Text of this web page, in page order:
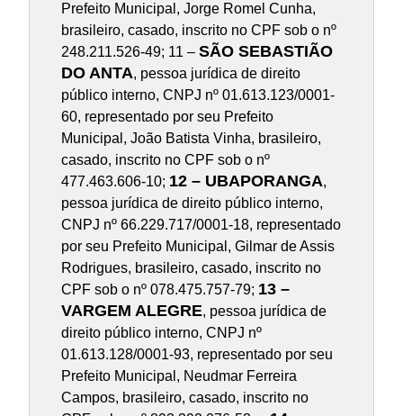
Prefeito Municipal, Jorge Romel Cunha,
brasileiro, casado, inscrito no CPF sob o nº
248.211.526-49; 11 –SÃO SEBASTIÃO
DO ANTA, pessoa jurídica de direito
público interno, CNPJ nº 01.613.123/0001-
60, representado por seu Prefeito
Municipal, João Batista Vinha, brasileiro,
casado, inscrito no CPF sob o nº
477.463.606-10; 12 – UBAPORANGA,
pessoa jurídica de direito público interno,
CNPJ nº 66.229.717/0001-18, representado
por seu Prefeito Municipal, Gilmar de Assis
Rodrigues, brasileiro, casado, inscrito no
CPF sob o nº 078.475.757-79; 13 –
VARGEM ALEGRE, pessoa jurídica de
direito público interno, CNPJ nº
01.613.128/0001-93, representado por seu
Prefeito Municipal, Neudmar Ferreira
Campos, brasileiro, casado, inscrito no